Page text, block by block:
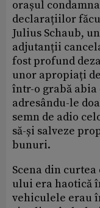
orașul
declarațiilor
Julius Schaub,
adjutanții
fost profund
unor apropiați
într-o grabă
adresându-le
semn de adio
să-și salveze
bunuri.
Scena din
ului era haotică
vehiculele erau